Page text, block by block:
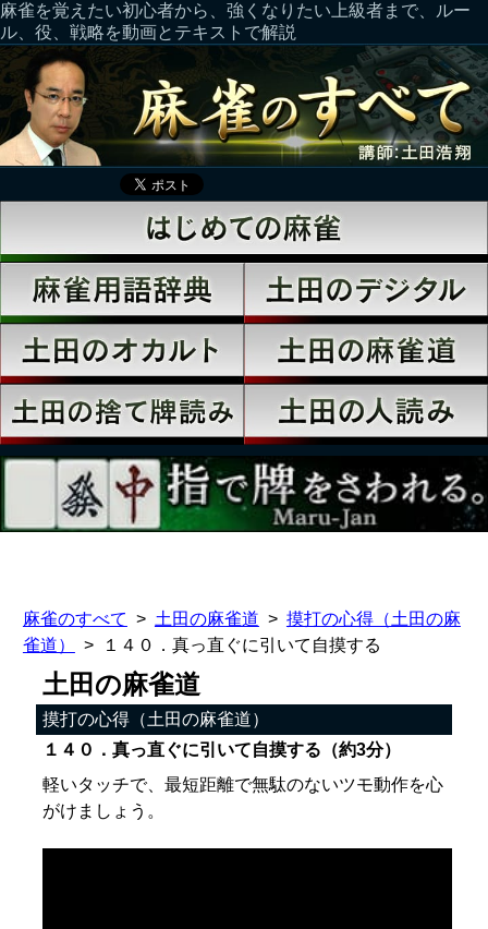
麻雀を覚えたい初心者から、強くなりたい上級者まで、ルー
ル、役、戦略を動画とテキストで解説
麻雀のすべて 土田の麻雀道
摸打の心得（土田の麻
雀道）
１４０．真っ直ぐに引いて自摸する
土田の麻雀道
摸打の心得（土田の麻雀道）
１４０．真っ直ぐに引いて自摸する（約3分）
軽いタッチで、最短距離で無駄のないツモ動作を心
がけましょう。